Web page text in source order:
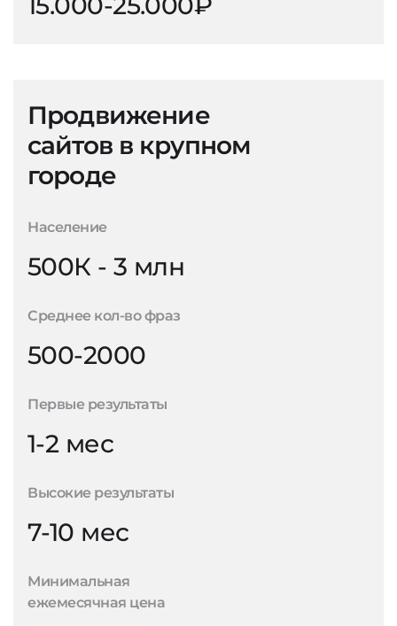
Продвижение
сайтов в крупном
городе
Население
500К - 3 млн
Среднее кол-во фраз
500-2000
Первые результаты
1-2 мес
Высокие результаты
7-10 мес
Минимальная
ежемесячная цена